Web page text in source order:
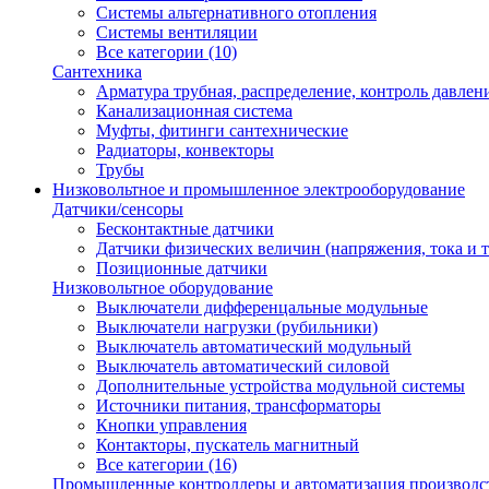
Системы альтернативного отопления
Системы вентиляции
Все категории (10)
Сантехника
Арматура трубная, распределение, контроль
Канализационная система
Муфты, фитинги сантехнические
Радиаторы, конвекторы
Трубы
Низковольтное и промышленное электрооборудование
Датчики/сенсоры
Бесконтактные датчики
Датчики физических величин (напряжения, тока и
Позиционные датчики
Низковольтное оборудование
Выключатели дифференцальные модульные
Выключатели нагрузки (рубильники)
Выключатель автоматический модульный
Выключатель автоматический силовой
Дополнительные устройства модульной системы
Источники питания, трансформаторы
Кнопки управления
Контакторы, пускатель магнитный
Все категории (16)
Промышленные контроллеры и автоматизация